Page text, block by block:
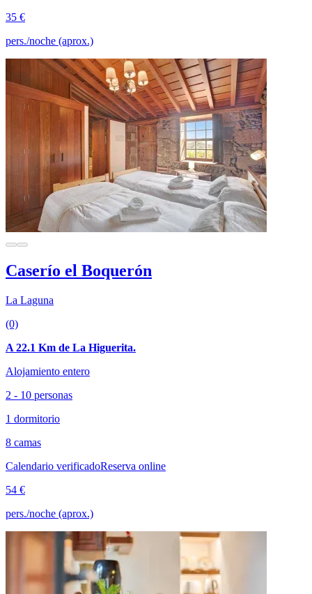
35 €
pers./noche (aprox.)
Caserío el Boquerón
La Laguna
(0)
A 22.1 Km de La Higuerita.
Alojamiento entero
2 - 10 personas
1 dormitorio
8 camas
Calendario verificadoReserva online
54 €
pers./noche (aprox.)